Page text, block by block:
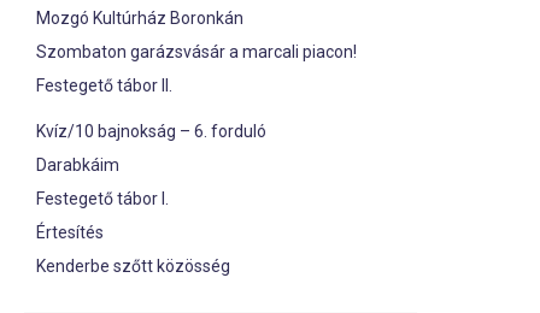
Mozgó Kultúrház Boronkán
Szombaton garázsvásár a marcali piacon!
Festegető tábor II.
Kvíz/10 bajnokság – 6. forduló
Darabkáim
Festegető tábor I.
Értesítés
Kenderbe szőtt közösség